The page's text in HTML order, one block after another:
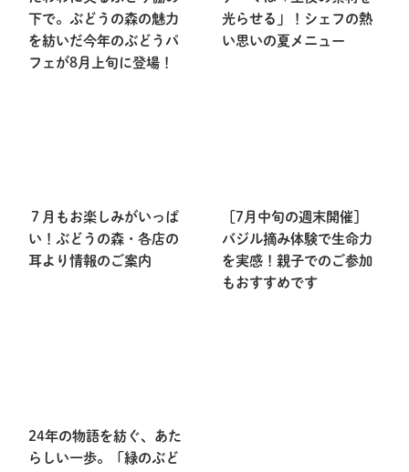
下で。ぶどうの森の魅力
を紡いだ今年のぶどうパ
フェが8月上旬に登場！
光らせる」！シェフの熱
い思いの夏メニュー
７月もお楽しみがいっぱ
い！ぶどうの森・各店の
耳より情報のご案内
［7月中旬の週末開催］
バジル摘み体験で生命力
を実感！親子でのご参加
もおすすめです
24年の物語を紡ぐ、あた
らしい一歩。「緑のぶど